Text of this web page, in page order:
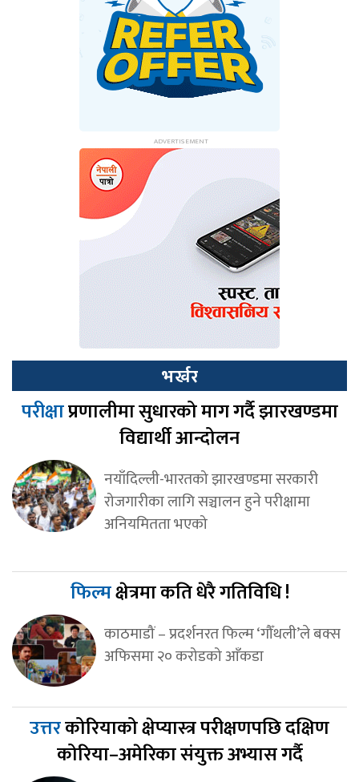
भर्खर
परीक्षाप्रणालीमा सुधारको माग गर्दै झारखण्डमा
विद्यार्थी आन्दोलन
नयाँदिल्ली-भारतको झारखण्डमा सरकारी
रोजगारीका लागि सञ्चालन हुने परीक्षामा
अनियमितता भएको
फिल्मक्षेत्रमा कति धेरै गतिविधि !
काठमाडौं – प्रदर्शनरत फिल्म ‘गौँथली’ले बक्स
अफिसमा २० करोडको आँकडा
उत्तरकोरियाको क्षेप्यास्त्र परीक्षणपछि दक्षिण
कोरिया–अमेरिका संयुक्त अभ्यास गर्दै